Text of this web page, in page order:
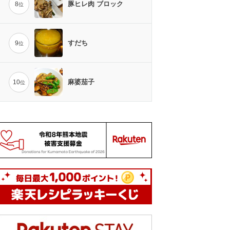
8位 豚ヒレ肉 ブロック
9位 すだち
10位 麻婆茄子